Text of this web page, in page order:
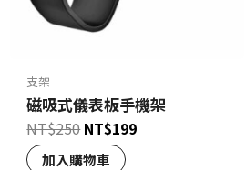
支架
磁吸式儀表板手機架
NT$250NT$199
加入購物車